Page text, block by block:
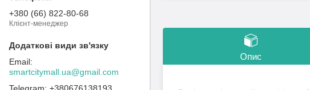
Опис
+380 (66) 822-80-68
Клієнт-менеджер
smartcitymall.ua@gmail.com
+380676138193